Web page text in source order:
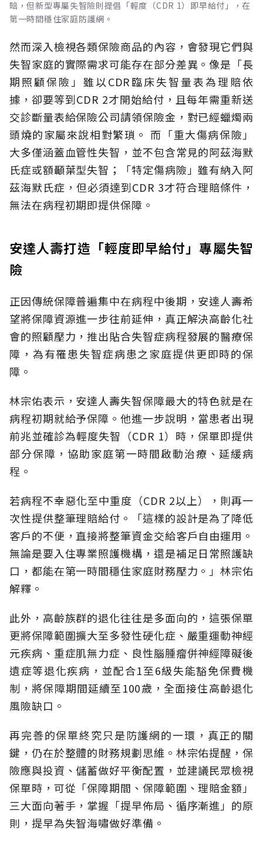
賠，但新型專屬失智險則提倡「輕度（CDR 1）即早給付」，在
第一時間穩住家庭防護網。
然而深入檢視各類保險商品的內容，會發現它們與
失智家庭的實際需求可能存在部分差異。像是「長
期照顧保險」雖以CDR臨床失智量表為理賠依
據，卻要等到CDR 2才開始給付，且每年需重新送
交診斷量表給保險公司請領保險金，對已經蠟燭兩
頭燒的家屬來說相對繁瑣。 而「重大傷病保險」
大多僅涵蓋血管性失智，並不包含常見的阿茲海默
氏症或額顳葉型失智；「特定傷病險」雖有納入阿
茲海默氏症，但必須達到CDR 3才符合理賠條件，
無法在病程初期即提供保障。
安達人壽打造「輕度即早給付」專屬失智
險
正因傳統保障普遍集中在病程中後期，安達人壽希
望將保障資源進一步往前延伸，真正解決高齡化社
會的照顧壓力，推出貼合失智症病程發展的醫療保
障，為有罹患失智症病患之家庭提供更即時的保
障。
林宗佑表示，安達人壽失智保障最大的特色就是在
病程初期就給予保障。他進一步說明，當患者出現
前兆並確診為輕度失智（CDR 1）時，保單即提供
部分保障，協助家庭第一時間啟動治療、延緩病
程。
若病程不幸惡化至中重度（CDR 2以上），則再一
次性提供整筆理賠給付。「這樣的設計是為了降低
客戶的不便，直接將整筆資金交給客戶自由運用。
無論是要入住專業照護機構，還是補足日常照護缺
口，都能在第一時間穩住家庭財務壓力。」林宗佑
解釋。
此外，高齡族群的退化往往是多面向的，這張保單
更將保障範圍擴大至多發性硬化症、嚴重運動神經
元疾病、重症肌無力症、良性腦腫瘤併神經障礙後
遺症等退化疾病，並配合1至6級失能豁免保費機
制，將保障期間延續至100歲，全面接住高齡退化
風險缺口。
再完善的保單終究只是防護網的一環，真正的關
鍵，仍在於整體的財務規劃思維。 林宗佑提醒，保
險應與投資、儲蓄做好平衡配置，並建議民眾檢視
保單時，可從「保障期間、保障範圍、理賠金額」
三大面向著手，掌握「提早佈局、循序漸進」的原
則，提早為失智海嘯做好準備。